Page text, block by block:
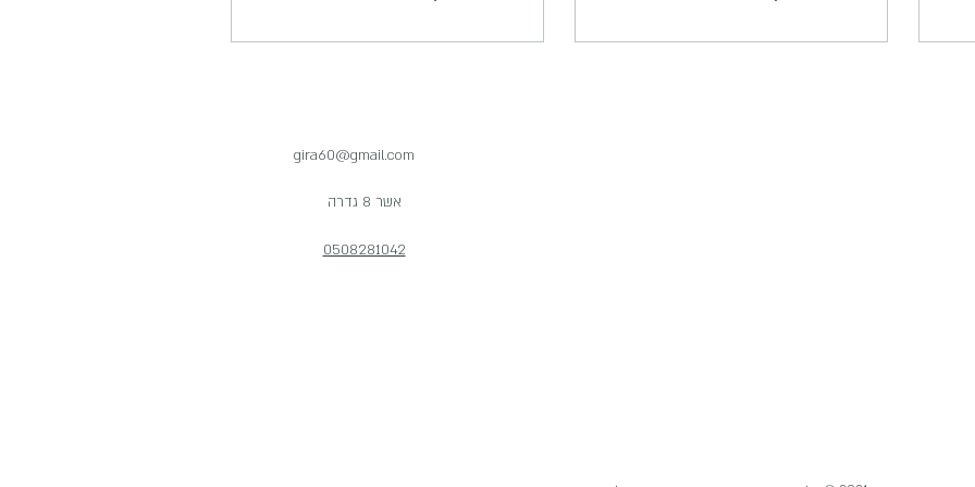
gira60@gmail.com
אשר 8 גדרה
0508281042